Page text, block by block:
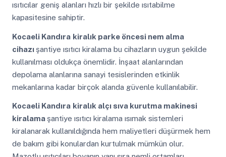
ısıtıcılar geniş alanları hızlı bir şekilde ısıtabilme
kapasitesine sahiptir.
Kocaeli Kandıra kiralık parke öncesi nem alma
cihazı şantiye ısıtıcı kiralama bu cihazların uygun şekilde
kullanılması oldukça önemlidir. İnşaat alanlarından
depolama alanlarına sanayi tesislerinden etkinlik
mekanlarına kadar birçok alanda güvenle kullanılabilir.
Kocaeli Kandıra kiralık alçı sıva kurutma makinesi
kiralama şantiye ısıtıcı kiralama ısımak sistemleri
kiralanarak kullanıldığında hem maliyetleri düşürmek hem
de bakım gibi konulardan kurtulmak mümkün olur.